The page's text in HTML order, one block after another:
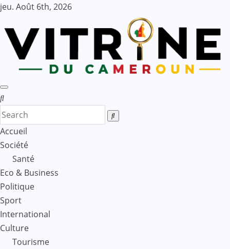
Skip
content
jeu. Août 6th, 2026
Accueil
Société
Santé
Eco & Business
Politique
Sport
International
Culture
Tourisme